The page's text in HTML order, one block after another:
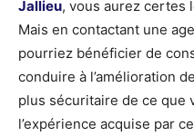
Jallieu, vous aurez certes
Mais en contactant une
pourriez bénéficier de
conduire à l’amélioration
plus sécuritaire de ce que
l’expérience acquise par